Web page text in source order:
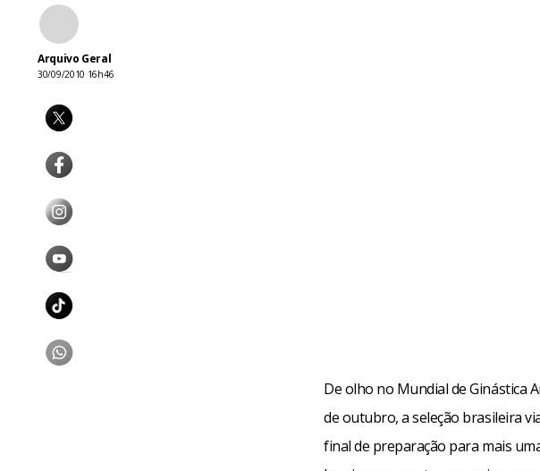
Arquivo Geral
30/09/2010 16h46
De olho no Mundial de Ginástica
de outubro, a seleção brasileira
final de preparação para mais